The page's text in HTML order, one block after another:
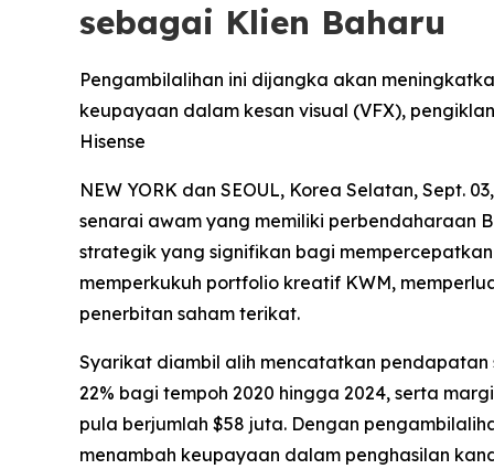
sebagai Klien Baharu
Pengambilalihan ini dijangka akan
keupayaan dalam kesan visual (VFX),
Hisense
NEW YORK dan SEOUL, Korea Selatan, Sept.
senarai awam yang memiliki perbendaharaan
strategik yang signifikan bagi
memperkukuh portfolio kreatif KWM,
penerbitan saham terikat.
Syarikat diambil alih mencatatkan pendapatan
22% bagi tempoh 2020 hingga 2024, serta
pula berjumlah $58 juta. Dengan
menambah keupayaan dalam penghasilan